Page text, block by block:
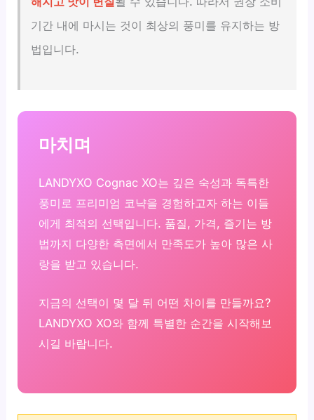
기간 내에 마시는 것이 최상의 풍미를 유지하는 방
법입니다.
마치며
LANDYXO Cognac XO는 깊은 숙성과 독특한
풍미로 프리미엄 코냑을 경험하고자 하는 이들
에게 최적의 선택입니다. 품질, 가격, 즐기는 방
법까지 다양한 측면에서 만족도가 높아 많은 사
랑을 받고 있습니다.
지금의 선택이 몇 달 뒤 어떤 차이를 만들까요?
LANDYXO XO와 함께 특별한 순간을 시작해보
시길 바랍니다.